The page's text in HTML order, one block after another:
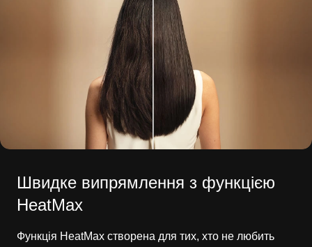
Швидке випрямлення з функцією
HeatMax
Функція HeatMax створена для тих, хто не любить